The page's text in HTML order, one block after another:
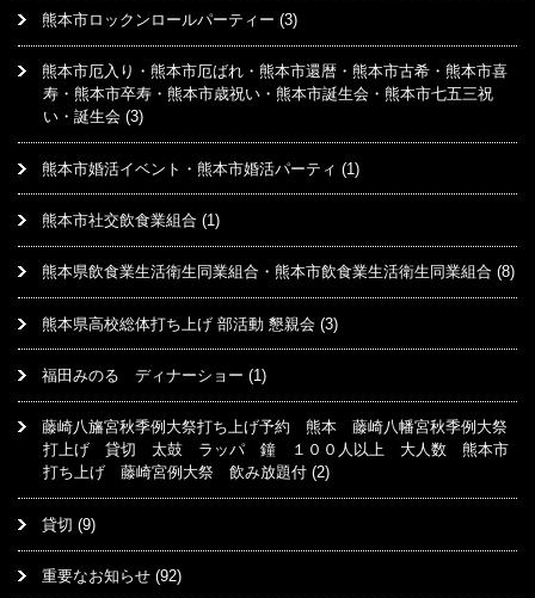
熊本市ロックンロールパーティー (3)
熊本市厄入り・熊本市厄ばれ・熊本市還暦・熊本市古希・熊本市喜
寿・熊本市卒寿・熊本市歳祝い・熊本市誕生会・熊本市七五三祝
い・誕生会 (3)
熊本市婚活イベント・熊本市婚活パーティ (1)
熊本市社交飲食業組合 (1)
熊本県飲食業生活衛生同業組合・熊本市飲食業生活衛生同業組合 (8)
熊本県高校総体打ち上げ 部活動 懇親会 (3)
福田みのる ディナーショー (1)
藤崎八旛宮秋季例大祭打ち上げ予約 熊本 藤崎八幡宮秋季例大祭
打上げ 貸切 太鼓 ラッパ 鐘 １００人以上 大人数 熊本市
打ち上げ 藤崎宮例大祭 飲み放題付 (2)
貸切 (9)
重要なお知らせ (92)